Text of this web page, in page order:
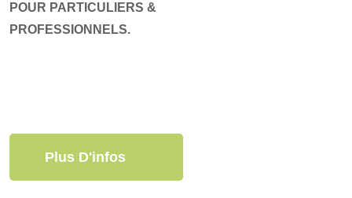
POUR PARTICULIERS &
PROFESSIONNELS.
Plus D'infos